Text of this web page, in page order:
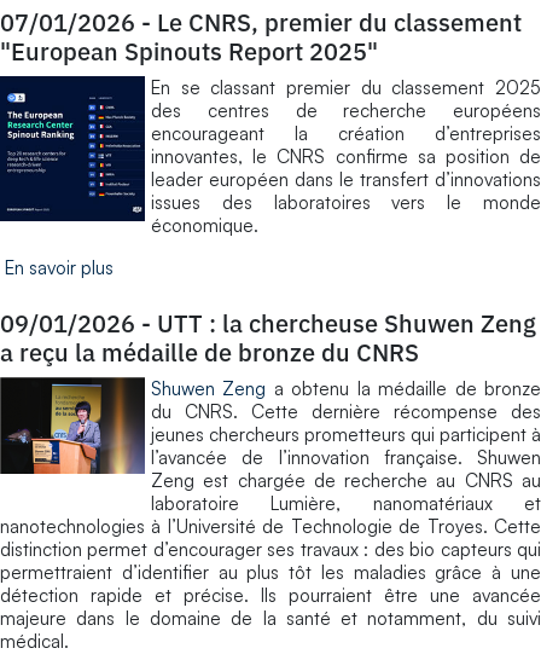
07/01/2026 - Le CNRS, premier du classement
"European Spinouts Report 2025"
En se classant premier du classement 2025
des centres de recherche européens
encourageant la création d’entreprises
innovantes, le CNRS confirme sa position de
leader européen dans le transfert d’innovations
issues des laboratoires vers le monde
économique.
En savoir plus
09/01/2026 - UTT : la chercheuse Shuwen Zeng
a reçu la médaille de bronze du CNRS
Shuwen Zeng a obtenu la médaille de bronze
du CNRS. Cette dernière récompense des
jeunes chercheurs prometteurs qui participent à
l’avancée de l’innovation française. Shuwen
Zeng est chargée de recherche au CNRS au
laboratoire Lumière, nanomatériaux et
nanotechnologies à l’Université de Technologie de Troyes. Cette
distinction permet d’encourager ses travaux : des bio capteurs qui
permettraient d’identifier au plus tôt les maladies grâce à une
détection rapide et précise. Ils pourraient être une avancée
majeure dans le domaine de la santé et notamment, du suivi
médical.